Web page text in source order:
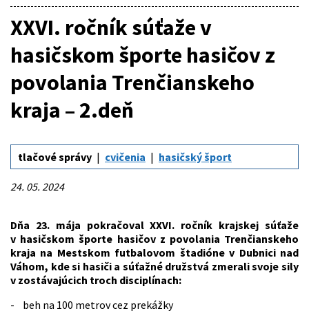
XXVI. ročník súťaže v
hasičskom športe hasičov z
povolania Trenčianskeho
kraja – 2.deň
tlačové správy cvičenia hasičský šport
24. 05. 2024
Dňa 23. mája pokračoval XXVI. ročník krajskej súťaže
v hasičskom športe hasičov z povolania Trenčianskeho
kraja na Mestskom futbalovom štadióne v Dubnici nad
Váhom, kde si hasiči a súťažné družstvá zmerali svoje sily
v zostávajúcich troch disciplínach:
- beh na 100 metrov cez prekážky